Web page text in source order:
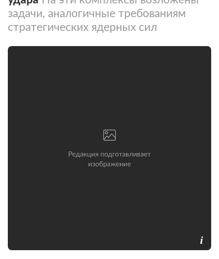
задачи, аналогичные требованиям
стратегических ядерных сил